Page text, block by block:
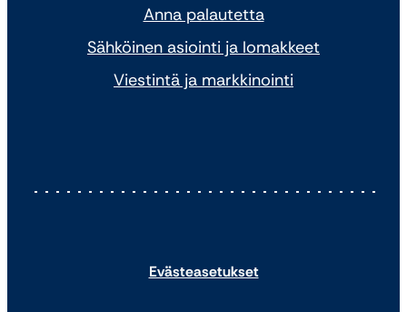
Anna palautetta
Sähköinen asiointi ja lomakkeet
Viestintä ja markkinointi
Evästeasetukset